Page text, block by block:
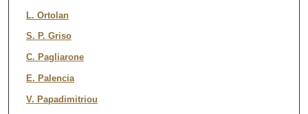
L. Ortolan
S. P. Griso
C. Pagliarone
E. Palencia
V. Papadimitriou